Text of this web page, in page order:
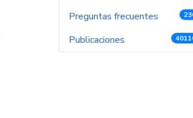
Preguntas frecuentes
Publicaciones